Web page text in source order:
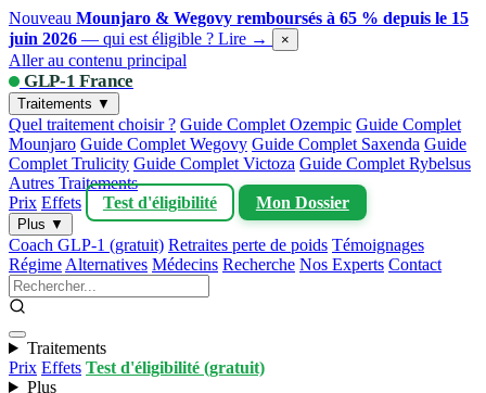
Nouveau Mounjaro & Wegovy remboursés à 65 % depuis le 15
juin 2026 — qui est éligible ? Lire → ×
Aller au contenu principal
GLP-1 France
Traitements ▼
Quel traitement choisir ? Guide Complet Ozempic Guide Complet
Mounjaro Guide Complet Wegovy Guide Complet Saxenda Guide
Complet Trulicity Guide Complet Victoza Guide Complet Rybelsus
Autres Traitements
Prix Effets Test d'éligibilité Mon Dossier
Plus ▼
Coach GLP-1 (gratuit) Retraites perte de poids Témoignages
Régime Alternatives Médecins Recherche Nos Experts Contact
Traitements
Prix Effets Test d'éligibilité (gratuit)
Plus